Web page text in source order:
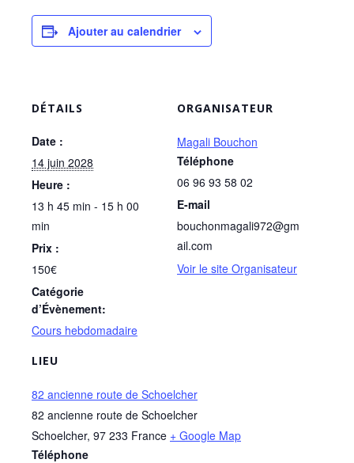
Ajouter au calendrier
DÉTAILS
Date :
14 juin 2028
Heure :
13 h 45 min - 15 h 00
min
Prix :
150€
Catégorie
d’Évènement:
Cours hebdomadaire
LIEU
82 ancienne route de Schoelcher
82 ancienne route de Schoelcher
Schoelcher, 97 233 France + Google Map
Téléphone
ORGANISATEUR
Magali Bouchon
Téléphone
06 96 93 58 02
E-mail
bouchonmagali972@gm
ail.com
Voir le site Organisateur